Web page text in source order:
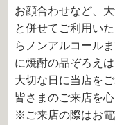
お顔合わせなど、
と併せてご利用い
らノンアルコール
に焼酎の品ぞろえ
大切な日に当店をご
皆さまのご来店を
※ご来店の際はお